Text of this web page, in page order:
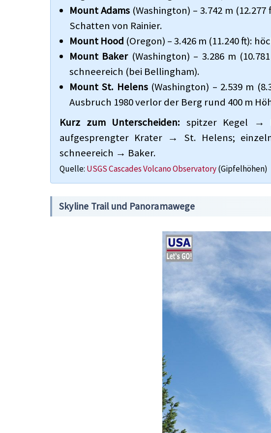
Mount Adams (Washington) – 3.742 m
Schatten von Rainier.
Mount Hood (Oregon) – 3.426 m (11.240 ft):
Mount Baker(Washington) – 3.286 m
schneereich (bei Bellingham).
Mount St. Helens(Washington) – 2.539 m
Ausbruch 1980 verlor der Berg rund 400 m
Kurz zum Unterscheiden: spitzer Kegel →
aufgesprengter Krater → St. Helens;
schneereich → Baker.
Quelle: USGS Cascades Volcano Observatory(Gipfelhöhen)
Skyline Trail und Panoramawege